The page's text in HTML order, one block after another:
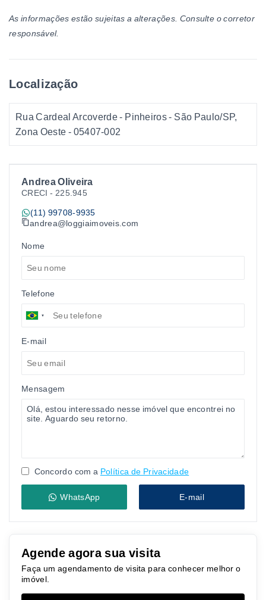
Andrea Oliveira
CRECI - 225.945
(11) 99708-9935
andrea@loggiaimoveis.com
Nome
Telefone
E-mail
Mensagem
Concordo com a Política de Privacidade
WhatsApp E-mail
Agende agora sua visita
Faça um agendamento de visita para conhecer melhor o
imóvel.
As informações estão sujeitas a alterações. Consulte o corretor
responsável.
Localização
Rua Cardeal Arcoverde - Pinheiros - São Paulo/SP,
Zona Oeste - 05407-002